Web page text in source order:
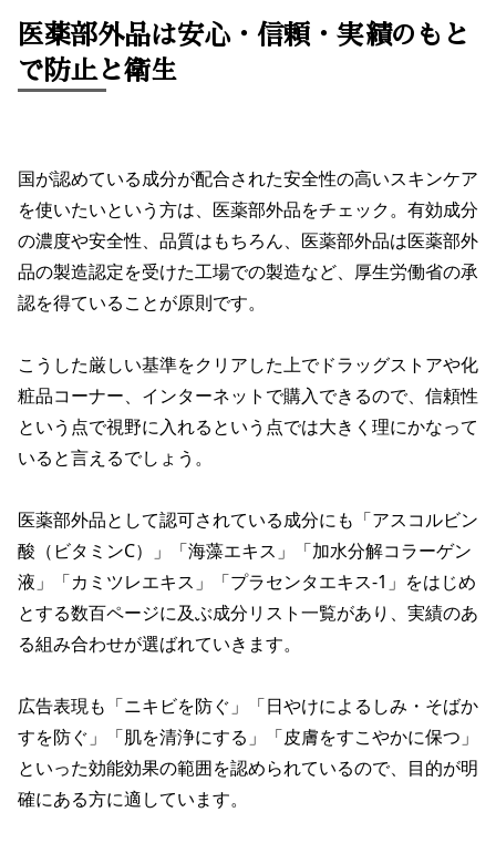
医薬部外品は安心・信頼・実績のもと
で防止と衛生
国が認めている成分が配合された安全性の高いスキンケア
を使いたいという方は、医薬部外品をチェック。有効成分
の濃度や安全性、品質はもちろん、医薬部外品は医薬部外
品の製造認定を受けた工場での製造など、厚生労働省の承
認を得ていることが原則です。
こうした厳しい基準をクリアした上でドラッグストアや化
粧品コーナー、インターネットで購入できるので、信頼性
という点で視野に入れるという点では大きく理にかなって
いると言えるでしょう。
医薬部外品として認可されている成分にも「アスコルビン
酸（ビタミンC）」「海藻エキス」「加水分解コラーゲン
液」「カミツレエキス」「プラセンタエキス-1」をはじめ
とする数百ページに及ぶ成分リスト一覧があり、実績のあ
る組み合わせが選ばれていきます。
広告表現も「ニキビを防ぐ」「日やけによるしみ・そばか
すを防ぐ」「肌を清浄にする」「皮膚をすこやかに保つ」
といった効能効果の範囲を認められているので、目的が明
確にある方に適しています。